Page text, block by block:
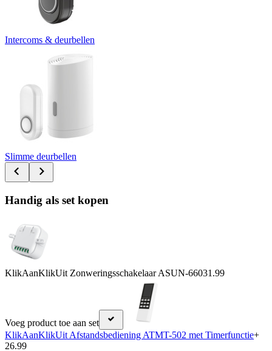
Intercoms & deurbellen
Slimme deurbellen
Handig als set kopen
KlikAanKlikUit Zonweringsschakelaar ASUN-66031.99
Voeg product toe aan set
KlikAanKlikUit Afstandsbediening ATMT-502 met Timerfunctie+
26.99